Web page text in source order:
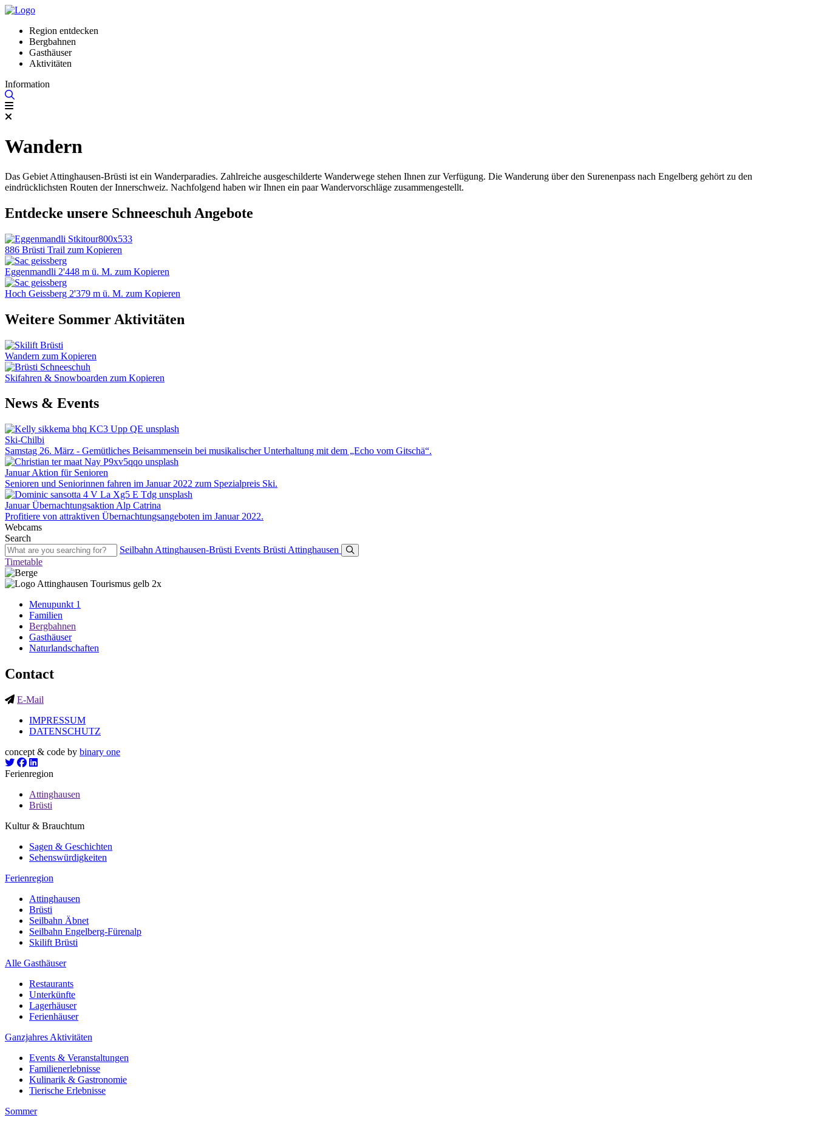
Region entdecken
Bergbahnen
Gasthäuser
Aktivitäten
Information
Wandern
Das Gebiet Attinghausen-Brüsti ist ein Wanderparadies. Zahlreiche ausgeschilderte Wanderwege stehen Ihnen zur Verfügung. Die Wanderung über den Surenenpass nach Engelberg gehört zu den
eindrücklichsten Routen der Innerschweiz. Nachfolgend haben wir Ihnen ein paar Wandervorschläge zusammengestellt.
Entdecke unsere Schneeschuh Angebote
886 Brüsti Trail zum Kopieren
Eggenmandli 2'448 m ü. M. zum Kopieren
Hoch Geissberg 2'379 m ü. M. zum Kopieren
Weitere Sommer Aktivitäten
Wandern zum Kopieren
Skifahren & Snowboarden zum Kopieren
News & Events
Ski-Chilbi
Samstag 26. März - Gemütliches Beisammensein bei musikalischer Unterhaltung mit dem „Echo vom Gitschä“.
Januar Aktion für Senioren
Senioren und Seniorinnen fahren im Januar 2022 zum Spezialpreis Ski.
Januar Übernachtungsaktion Alp Catrina
Profitiere von attraktiven Übernachtungsangeboten im Januar 2022.
Webcams
Search
Seilbahn Attinghausen-Brüsti Events Brüsti Attinghausen
Timetable
Menupunkt 1
Familien
Bergbahnen
Gasthäuser
Naturlandschaften
Contact
E-Mail
IMPRESSUM
DATENSCHUTZ
concept & code by binary one
Ferienregion
Attinghausen
Brüsti
Kultur & Brauchtum
Sagen & Geschichten
Sehenswürdigkeiten
Ferienregion
Attinghausen
Brüsti
Seilbahn Äbnet
Seilbahn Engelberg-Fürenalp
Skilift Brüsti
Alle Gasthäuser
Restaurants
Unterkünfte
Lagerhäuser
Ferienhäuser
Ganzjahres Aktivitäten
Events & Veranstaltungen
Familienerlebnisse
Kulinarik & Gastronomie
Tierische Erlebnisse
Sommer